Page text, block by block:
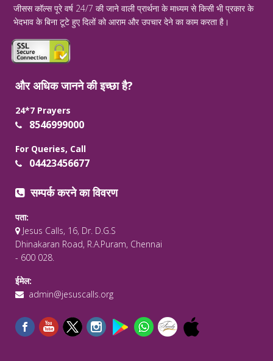
जीसस कॉल्स पूरे वर्ष 24/7 की जाने वाली प्रार्थना के माध्यम से किसी भी प्रकार के
भेदभाव के बिना टूटे हुए दिलों को आराम और उपचार देने का काम करता है।
और अधिक जानने की इच्छा है?
24*7 Prayers
8546999000
For Queries, Call
04423456677
सम्पर्क करने का विवरण
पता:
Jesus Calls, 16, Dr. D.G.S
Dhinakaran Road, R.A.Puram, Chennai
- 600 028.
ईमेल:
admin@jesuscalls.org